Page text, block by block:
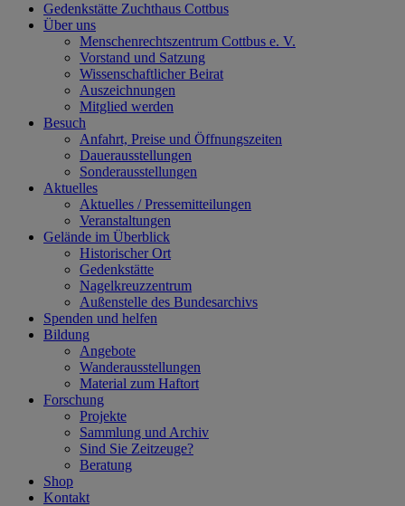
Gedenkstätte Zuchthaus Cottbus
Über uns
Menschenrechtszentrum Cottbus e. V.
Vorstand und Satzung
Wissenschaftlicher Beirat
Auszeichnungen
Mitglied werden
Besuch
Anfahrt, Preise und Öffnungszeiten
Dauerausstellungen
Sonderausstellungen
Aktuelles
Aktuelles / Pressemitteilungen
Veranstaltungen
Gelände im Überblick
Historischer Ort
Gedenkstätte
Nagelkreuzzentrum
Außenstelle des Bundesarchivs
Spenden und helfen
Bildung
Angebote
Wanderausstellungen
Material zum Haftort
Forschung
Projekte
Sammlung und Archiv
Sind Sie Zeitzeuge?
Beratung
Shop
Kontakt